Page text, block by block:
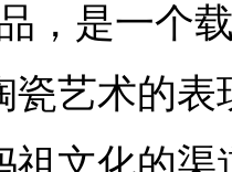
，是一个
瓷艺术的